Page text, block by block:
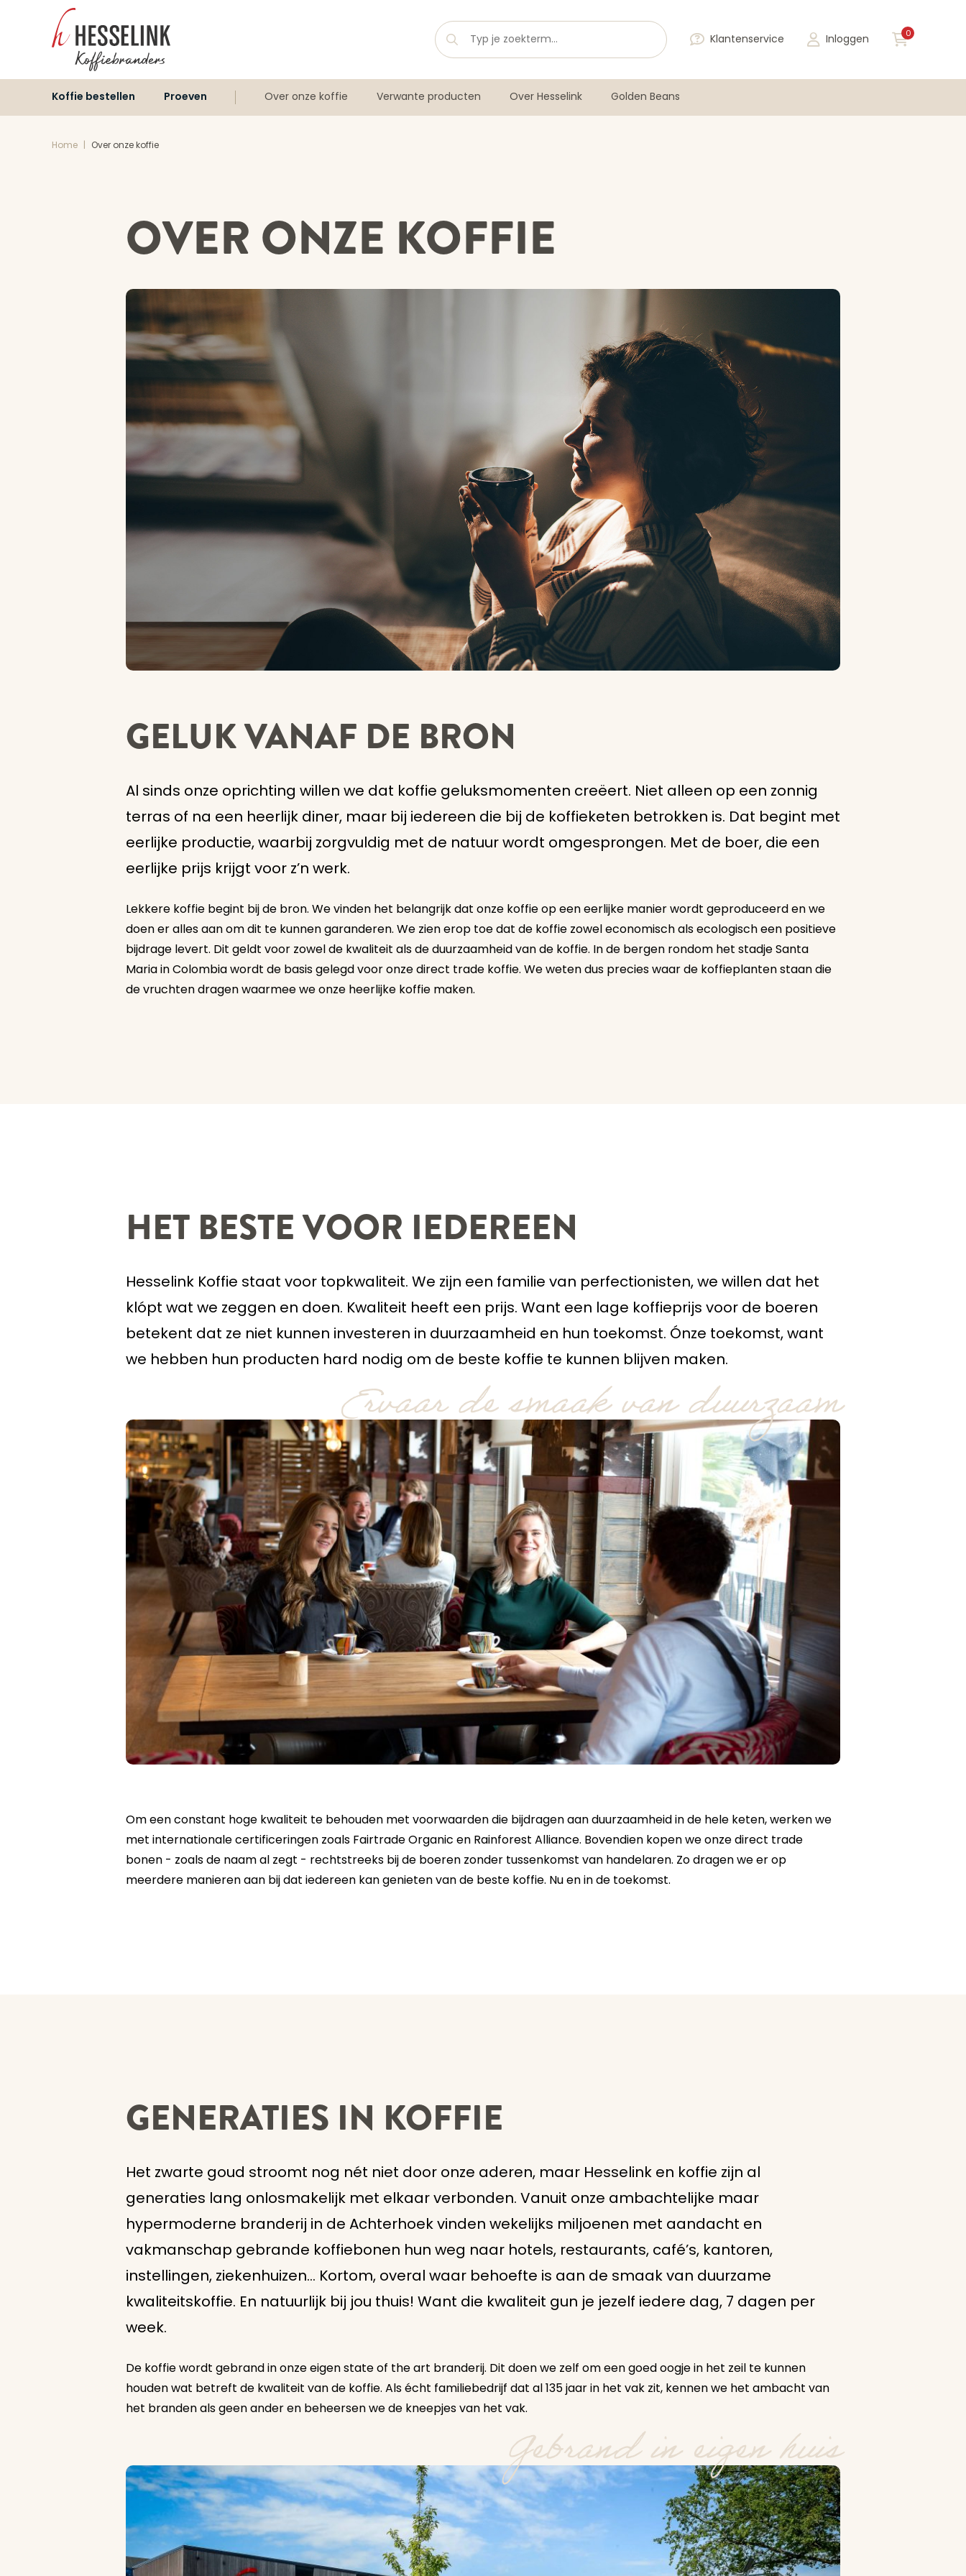
Klantenservice Inloggen
0
Koffie bestellen Proeven Over onze koffie Verwante producten Over Hesselink Golden Beans
Home Over onze koffie
OVER ONZE KOFFIE
GELUK VANAF DE BRON
Al sinds onze oprichting willen we dat koffie geluksmomenten creëert. Niet alleen op een zonnig
terras of na een heerlijk diner, maar bij iedereen die bij de koffieketen betrokken is. Dat begint met
eerlijke productie, waarbij zorgvuldig met de natuur wordt omgesprongen. Met de boer, die een
eerlijke prijs krijgt voor z’n werk.
Lekkere koffie begint bij de bron. We vinden het belangrijk dat onze koffie op een eerlijke manier wordt geproduceerd en we
doen er alles aan om dit te kunnen garanderen. We zien erop toe dat de koffie zowel economisch als ecologisch een positieve
bijdrage levert. Dit geldt voor zowel de kwaliteit als de duurzaamheid van de koffie. In de bergen rondom het stadje Santa
Maria in Colombia wordt de basis gelegd voor onze direct trade koffie. We weten dus precies waar de koffieplanten staan die
de vruchten dragen waarmee we onze heerlijke koffie maken.
HET BESTE VOOR IEDEREEN
Hesselink Koffie staat voor topkwaliteit. We zijn een familie van perfectionisten, we willen dat het
klópt wat we zeggen en doen. Kwaliteit heeft een prijs. Want een lage koffieprijs voor de boeren
betekent dat ze niet kunnen investeren in duurzaamheid en hun toekomst. Ónze toekomst, want
we hebben hun producten hard nodig om de beste koffie te kunnen blijven maken.
Om een constant hoge kwaliteit te behouden met voorwaarden die bijdragen aan duurzaamheid in de hele keten, werken we
met internationale certificeringen zoals Fairtrade Organic en Rainforest Alliance. Bovendien kopen we onze direct trade
bonen - zoals de naam al zegt - rechtstreeks bij de boeren zonder tussenkomst van handelaren. Zo dragen we er op
meerdere manieren aan bij dat iedereen kan genieten van de beste koffie. Nu en in de toekomst.
GENERATIES IN KOFFIE
Het zwarte goud stroomt nog nét niet door onze aderen, maar Hesselink en koffie zijn al
generaties lang onlosmakelijk met elkaar verbonden. Vanuit onze ambachtelijke maar
hypermoderne branderij in de Achterhoek vinden wekelijks miljoenen met aandacht en
vakmanschap gebrande koffiebonen hun weg naar hotels, restaurants, café’s, kantoren,
instellingen, ziekenhuizen… Kortom, overal waar behoefte is aan de smaak van duurzame
kwaliteitskoffie. En natuurlijk bij jou thuis! Want die kwaliteit gun je jezelf iedere dag, 7 dagen per
week.
De koffie wordt gebrand in onze eigen state of the art branderij. Dit doen we zelf om een goed oogje in het zeil te kunnen
houden wat betreft de kwaliteit van de koffie. Als écht familiebedrijf dat al 135 jaar in het vak zit, kennen we het ambacht van
het branden als geen ander en beheersen we de kneepjes van het vak.